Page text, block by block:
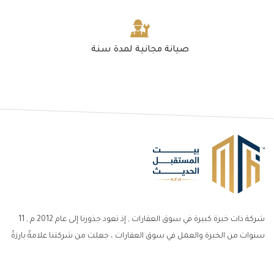
صيانة مجانية لمدة سنة
شركة ذات خبرة كبيرة في سوق العقارات , إذ تعود جذورنا إلى عام 2012 م , 11
سنوات من الخبرة والعمل في سوق العقارات ، جعلت من شركتنا علامةً بارزةً